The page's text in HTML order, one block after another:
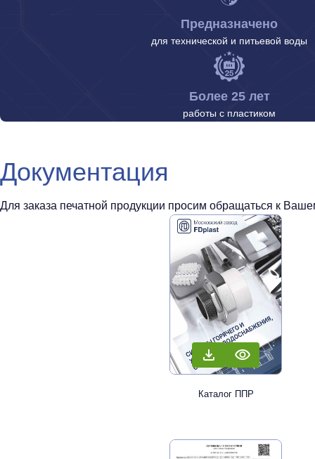
Предназначено
для технической и питьевой воды
Более 25 лет
работы с пластиком
Документация
Для заказа печатной продукции просим обращаться к
Каталог ППР